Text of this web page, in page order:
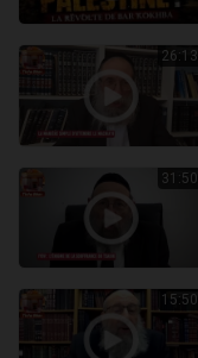
26:13
31:50
15:50